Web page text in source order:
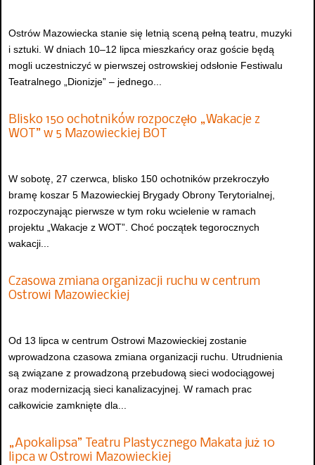
Ostrów Mazowiecka stanie się letnią sceną pełną teatru, muzyki
i sztuki. W dniach 10–12 lipca mieszkańcy oraz goście będą
mogli uczestniczyć w pierwszej ostrowskiej odsłonie Festiwalu
Teatralnego „Dionizje” – jednego...
Blisko 150 ochotników rozpoczęło „Wakacje z
WOT” w 5 Mazowieckiej BOT
W sobotę, 27 czerwca, blisko 150 ochotników przekroczyło
bramę koszar 5 Mazowieckiej Brygady Obrony Terytorialnej,
rozpoczynając pierwsze w tym roku wcielenie w ramach
projektu „Wakacje z WOT”. Choć początek tegorocznych
wakacji...
Czasowa zmiana organizacji ruchu w centrum
Ostrowi Mazowieckiej
Od 13 lipca w centrum Ostrowi Mazowieckiej zostanie
wprowadzona czasowa zmiana organizacji ruchu. Utrudnienia
są związane z prowadzoną przebudową sieci wodociągowej
oraz modernizacją sieci kanalizacyjnej. W ramach prac
całkowicie zamknięte dla...
„Apokalipsa” Teatru Plastycznego Makata już 10
lipca w Ostrowi Mazowieckiej